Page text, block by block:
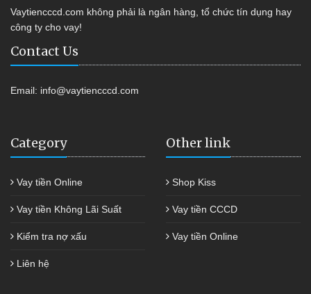
Vaytiencccd.com không phải là ngân hàng, tổ chức tín dụng hay
công ty cho vay!
Contact Us
Email: info@vaytiencccd.com
Category
Vay tiền Online
Vay tiền Không Lãi Suất
Kiểm tra nợ xấu
Liên hệ
Other link
Shop Kiss
Vay tiền CCCD
Vay tiền Online